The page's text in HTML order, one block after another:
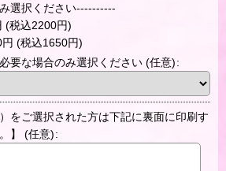
選択ください----------
税込2200円)
(税込1650円)
要な場合のみ選択ください (任意):
をご選択された方は下記に裏面に印刷す
】 (任意):